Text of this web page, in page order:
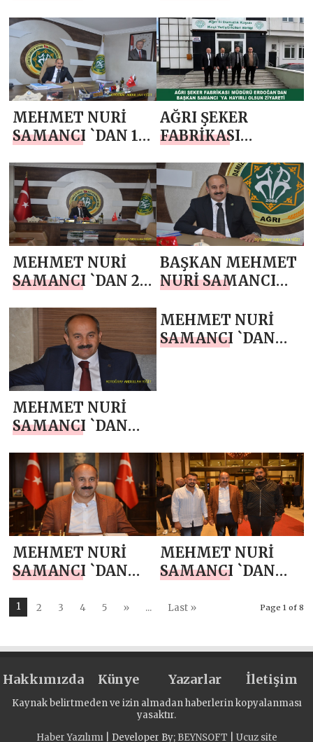
ÇİFTÇİLER GÜNÜ
MESAJI
MESAJI
MEHMET NURİ
SAMANCI `DAN 1
DAYANIŞMA
GÜNÜ KUTLAMA
MESAJI
AĞRI ŞEKER
FABRİKASI
ERDOĞAN`DAN
BAŞKAN SAMANCI
`YA HAYIRLI
OLSUN ZİYARETİ
MEHMET NURİ
SAMANCI `DAN 23
BAŞKAN MEHMET
NURİ SAMANCI
POLİS HAFTASI
MESAJI
MEHMET NURİ
SAMANCI `DAN
BAYRAMI MESAJI
MEHMET NURİ
SAMANCI `DAN
MEHMET NURİ
SAMANCI `DAN
MESAJI
MEHMET NURİ
SAMANCI `DAN
MESAJI
Page 1 of 8
1 2 3 4 5 » ... Last »
Hakkımızda Künye Yazarlar İletişim
Kaynak belirtmeden ve izin almadan haberlerin kopyalanması
yasaktır.
Haber Yazılımı| Developer By; BEYNSOFT Ucuz site